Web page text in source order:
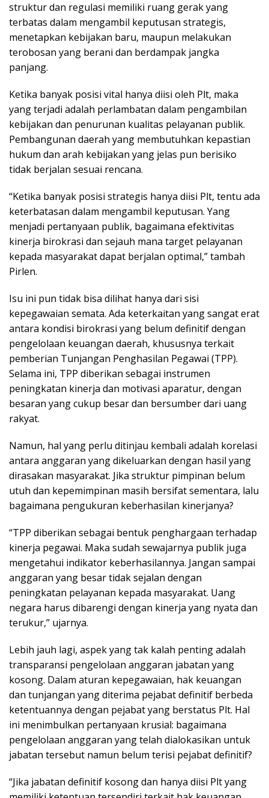
struktur dan regulasi memiliki ruang gerak yang
terbatas dalam mengambil keputusan strategis,
menetapkan kebijakan baru, maupun melakukan
terobosan yang berani dan berdampak jangka
panjang.
Ketika banyak posisi vital hanya diisi oleh Plt, maka
yang terjadi adalah perlambatan dalam pengambilan
kebijakan dan penurunan kualitas pelayanan publik.
Pembangunan daerah yang membutuhkan kepastian
hukum dan arah kebijakan yang jelas pun berisiko
tidak berjalan sesuai rencana.
“Ketika banyak posisi strategis hanya diisi Plt, tentu ada
keterbatasan dalam mengambil keputusan. Yang
menjadi pertanyaan publik, bagaimana efektivitas
kinerja birokrasi dan sejauh mana target pelayanan
kepada masyarakat dapat berjalan optimal,” tambah
Pirlen.
Isu ini pun tidak bisa dilihat hanya dari sisi
kepegawaian semata. Ada keterkaitan yang sangat erat
antara kondisi birokrasi yang belum definitif dengan
pengelolaan keuangan daerah, khususnya terkait
pemberian Tunjangan Penghasilan Pegawai (TPP).
Selama ini, TPP diberikan sebagai instrumen
peningkatan kinerja dan motivasi aparatur, dengan
besaran yang cukup besar dan bersumber dari uang
rakyat.
Namun, hal yang perlu ditinjau kembali adalah korelasi
antara anggaran yang dikeluarkan dengan hasil yang
dirasakan masyarakat. Jika struktur pimpinan belum
utuh dan kepemimpinan masih bersifat sementara, lalu
bagaimana pengukuran keberhasilan kinerjanya?
“TPP diberikan sebagai bentuk penghargaan terhadap
kinerja pegawai. Maka sudah sewajarnya publik juga
mengetahui indikator keberhasilannya. Jangan sampai
anggaran yang besar tidak sejalan dengan
peningkatan pelayanan kepada masyarakat. Uang
negara harus dibarengi dengan kinerja yang nyata dan
terukur,” ujarnya.
Lebih jauh lagi, aspek yang tak kalah penting adalah
transparansi pengelolaan anggaran jabatan yang
kosong. Dalam aturan kepegawaian, hak keuangan
dan tunjangan yang diterima pejabat definitif berbeda
ketentuannya dengan pejabat yang berstatus Plt. Hal
ini menimbulkan pertanyaan krusial: bagaimana
pengelolaan anggaran yang telah dialokasikan untuk
jabatan tersebut namun belum terisi pejabat definitif?
“Jika jabatan definitif kosong dan hanya diisi Plt yang